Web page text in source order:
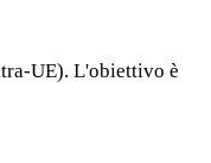
UE). L'obiettivo è